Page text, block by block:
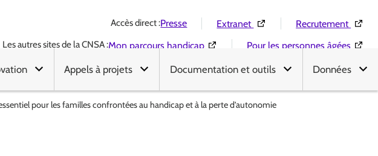
Accès direct :Presse Extranet (Ouverture dans une nouvelle
Recrutement
Les autres sites de la CNSA :Mon parcours handicap(Ouverture dans une nouvelle fenêtre)
Pour les personnes âgées
Appels à projets Documentation et outils Données
pour les familles confrontées au handicap et à la perte d'autonomie